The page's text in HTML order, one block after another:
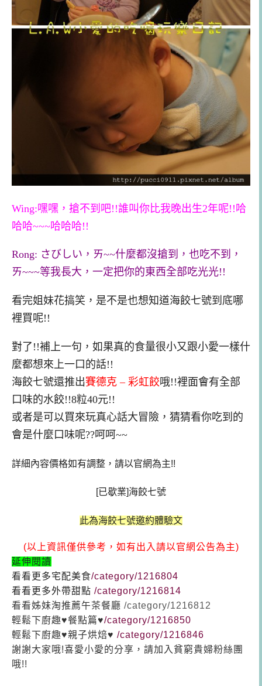
Wing:嘿嘿，搶不到吧!!誰叫你比我晚出生2年呢!!哈
哈哈~~~哈哈哈!!
Rong: さびしい，ㄞ~~什麼都沒搶到，也吃不到，
ㄞ~~~等我長大，一定把你的東西全部吃光光!!
看完姐妹花搞笑，是不是也想知道海餃七號到底哪
裡買呢!!
對了!!補上一句，如果真的食量很小又跟小愛一樣什
麼都想來上一口的話!!
海餃七號還推出賽德克 – 彩虹餃哦!!裡面會有全部
口味的水餃!!8粒40元!!
或者是可以買來玩真心話大冒險，猜猜看你吃到的
會是什麼口味呢??呵呵~~
詳細內容價格如有調整，請以官網為主!!
[已歇業]海餃七號
此為海餃七號邀約體驗文
(以上資訊僅供參考，如有出入請以官網公告為主)
延伸閱讀
看看更多宅配美食/category/1216804
看看更多外帶甜點 /category/1216814
看看姊妹淘推薦午茶餐廳 /category/1216812
輕鬆下廚趣♥餐點篇♥/category/1216850
輕鬆下廚趣♥親子烘焙♥ /category/1216846
謝謝大家哦!喜愛小愛的分享，請加入貧窮貴婦粉絲團
哦!!